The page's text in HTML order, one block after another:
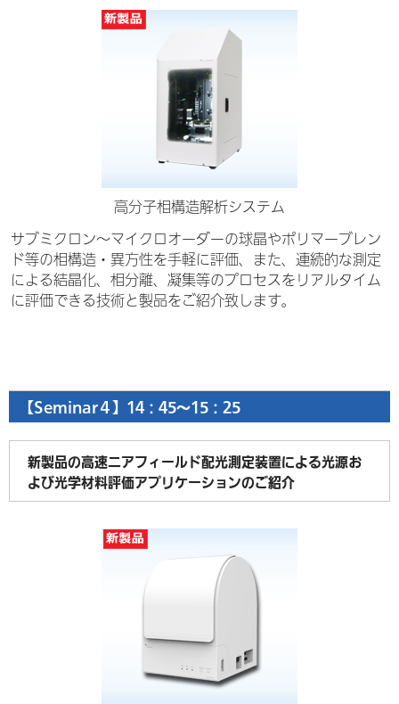
高分子相構造解析システム
サブミクロン～マイクロオーダーの球晶やポリマーブレン
ド等の相構造・異方性を手軽に評価、また、連続的な測定
による結晶化、相分離、凝集等のプロセスをリアルタイム
に評価できる技術と製品をご紹介致します。
【Seminar４】14：45～15：25
新製品の高速ニアフィールド配光測定装置による光源お
よび光学材料評価アプリケーションのご紹介